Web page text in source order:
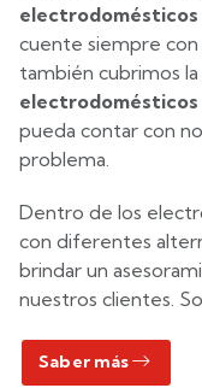
electrodomésticos
cuente siempre con
también cubrimos la
electrodomésticos
pueda contar con
problema.
Dentro de los
con diferentes
brindar un
nuestros clientes.
Saber más